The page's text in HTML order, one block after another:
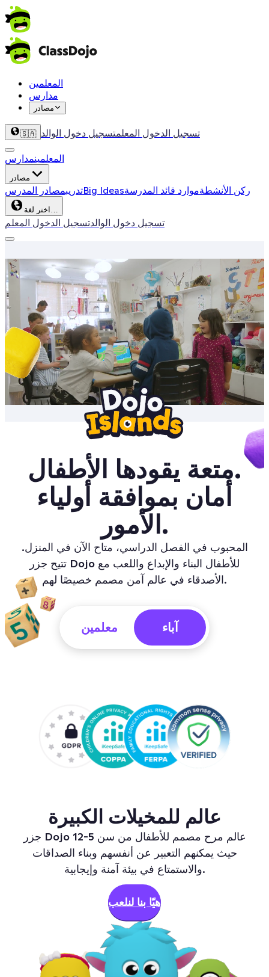
المعلمين
مدارس
مصادر
🇸🇦 تسجيل الدخول المعلمتسجيل دخول الوالد
المعلمينمدارس
مصادر
تدريبمصادر المدرس Big Ideas ركن الأنشطةموارد قائد المدرسة
اختر لغة…
تسجيل الدخول المعلمتسجيل دخول الوالد
متعة يقودها الأطفال.
أمان بموافقة أولياء
الأمور.
المحبوب في الفصل الدراسي، متاح الآن في المنزل.
تتيح جزر Dojo للأطفال البناء والإبداع واللعب مع
الأصدقاء في عالم آمن مصمم خصيصًا لهم.
معلمين
عالم للمخيلات الكبيرة
جزر Dojo عالم مرح مصمم للأطفال من سن 5-12
حيث يمكنهم التعبير عن أنفسهم وبناء الصداقات
والاستمتاع في بيئة آمنة وإيجابية.
هيّا بنا لنلعب